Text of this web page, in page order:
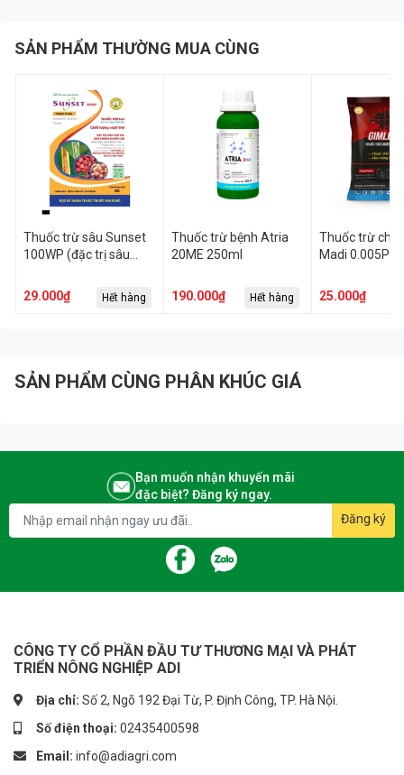
☎ Quý bà con muốn tư vấn kỹ hơn về sản phẩm liên hệ trực tiếp
Hotline: 0243 5400 598
👉 Mua hàng: https://nongnghiepadi.vn
🌎 Website: https://adiagri.com/
🌎 Youtube: https://www.youtube.com/adiagri09
SẢN PHẨM THƯỜNG MUA CÙNG
Thuốc trừ sâu Sunset
100WP (đặc trị sâu
29.000₫
Hết hàng
Thuốc trừ bệnh Atria
20ME 250ml
190.000₫ Hết hàng
Thuốc trừ
Madi 0.005PB
25.000₫
SẢN PHẨM CÙNG PHÂN KHÚC GIÁ
Bạn muốn nhận khuyến mãi
đặc biệt? Đăng ký ngay.
Đăng ký
CÔNG TY CỔ PHẦN ĐẦU TƯ THƯƠNG MẠI VÀ PHÁT
TRIỂN NÔNG NGHIỆP ADI
Địa chỉ: Số 2, Ngõ 192 Đại Từ, P. Định Công, TP. Hà Nội.
Số điện thoại: 02435400598
Email: info@adiagri.com